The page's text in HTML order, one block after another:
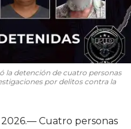
la detención de cuatro personas
por delitos contra la
Cuatro personas